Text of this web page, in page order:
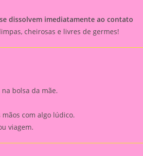
se dissolvem imediatamente ao contato
cheirosas e livres de germes!
bolsa da mãe.
com algo lúdico.
viagem.